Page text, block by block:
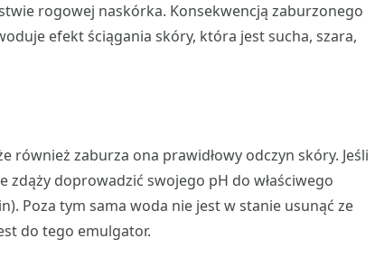
rogowej naskórka. Konsekwencją zaburzonego
efekt ściągania skóry, która jest sucha, szara,
również zaburza ona prawidłowy odczyn skóry. Jeśli
doprowadzić swojego pH do właściwego
Poza tym sama woda nie jest w stanie usunąć ze
do tego emulgator.